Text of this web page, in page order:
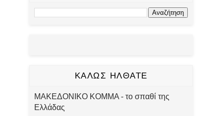
ΚΑΛΩΣ ΗΛΘΑΤΕ
ΜΑΚΕΔΟΝΙΚΟ ΚΟΜΜΑ - το σπαθί της
Ελλάδας